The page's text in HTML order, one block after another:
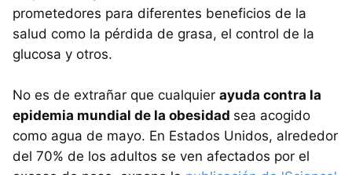
prometedores para diferentes beneficios de la
salud como la pérdida de grasa, el control de la
glucosa y otros.
No es de extrañar que cualquier ayuda contra la
epidemia mundial de la obesidad sea acogido
como agua de mayo. En Estados Unidos, alrededor
del 70% de los adultos se ven afectados por el